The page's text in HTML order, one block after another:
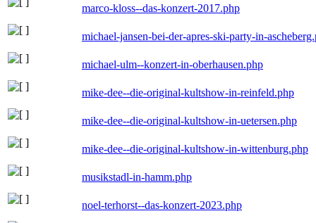
marco-kloss--das-konzert-2017.php
michael-jansen-bei-der-apres-ski-party-in-
michael-ulm--konzert-in-oberhausen.php
mike-dee--die-original-kultshow-in-reinfeld.php
mike-dee--die-original-kultshow-in-uetersen.php
mike-dee--die-original-kultshow-in-wittenburg.php
musikstadl-in-hamm.php
noel-terhorst--das-konzert-2023.php